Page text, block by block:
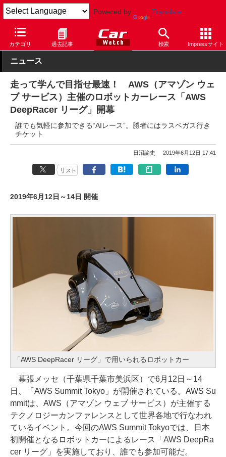
Powered by Translate
カテゴリ 過去記事 検索 Impressサイト
Car Watch 技術 安全 自動運転
ニュース
走って学んで目指せ最速！ AWS（アマゾン ウェ
ブ サービス）主催のロボットカーレース「AWS
DeepRacer リーグ」開幕
誰でも気軽に参加できる“AIレース”。勝者にはラスベガス行き
チケット
日沼諭史 2019年6月12日 17:41
リスト
2019年6月12日～14日 開催
「AWS DeepRacer リーグ」で用いられるロボットカー
幕張メッセ（千葉県千葉市美浜区）で6月12日～14
日、「AWS Summit Tokyo」が開催されている。AWS Su
mmitは、AWS（アマゾン ウェブ サービス）が主催する
テクノロジーカンファレンスとして世界各地で行なわれ
ているイベント。今回のAWS Summit Tokyoでは、日本
初開催となるロボットカーによるレース「AWS DeepRa
cer リーグ」を実施しており、誰でも参加可能だ。